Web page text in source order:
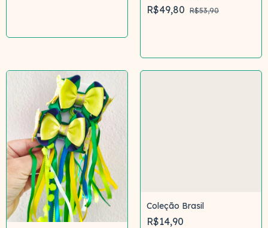
R$49,80 R$53,90
Coleção Brasil
R$14,90